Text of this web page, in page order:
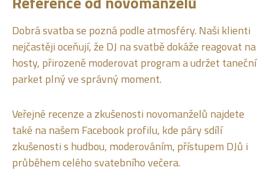
Dobrá svatba se pozná podle atmosféry. Naši klienti
nejčastěji oceňují, že DJ na svatbě dokáže reagovat na
hosty, přirozeně moderovat program a udržet taneční
parket plný ve správný moment.
Veřejné recenze a zkušenosti novomanželů najdete
také na našem Facebook profilu, kde páry sdílí
zkušenosti s hudbou, moderováním, přístupem DJů i
průběhem celého svatebního večera.